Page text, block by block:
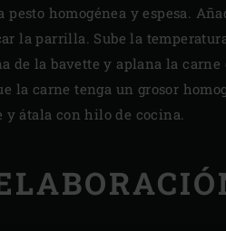
pesto homogénea y espesa.
la parrilla. Sube la temperatura
de la bavette y aplana la
la carne tenga un grosor
y átala con hilo de cocina.